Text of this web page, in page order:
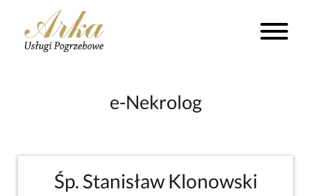
e-Nekrolog
Śp. Stanisław Klonowski